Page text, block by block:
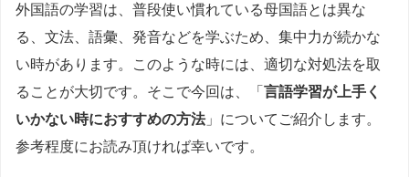
外国語の学習は、普段使い慣れている母国語とは異な
る、文法、語彙、発音などを学ぶため、集中力が続かな
い時があります。このような時には、適切な対処法を取
ることが大切です。そこで今回は、「 言語学習が上手く
いかない時におすすめの方法」についてご紹介します。
参考程度にお読み頂ければ幸いです。